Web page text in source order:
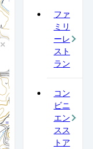
×
ファ
ミリ
ーレ
スト
ラン
コン
ビニ
エン
スス
トア